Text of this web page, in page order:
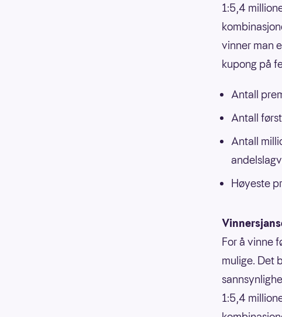
1:5,4
vinner man
kupong på
Antall
Antall
Antall
Høyeste
For å vinne
mulige. Det
1:5,4